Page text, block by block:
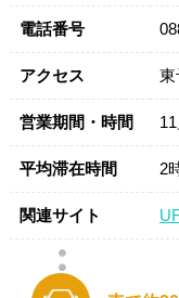
電話番号
アクセス 東
営業期間・時間
平均滞在時間 2
関連サイト